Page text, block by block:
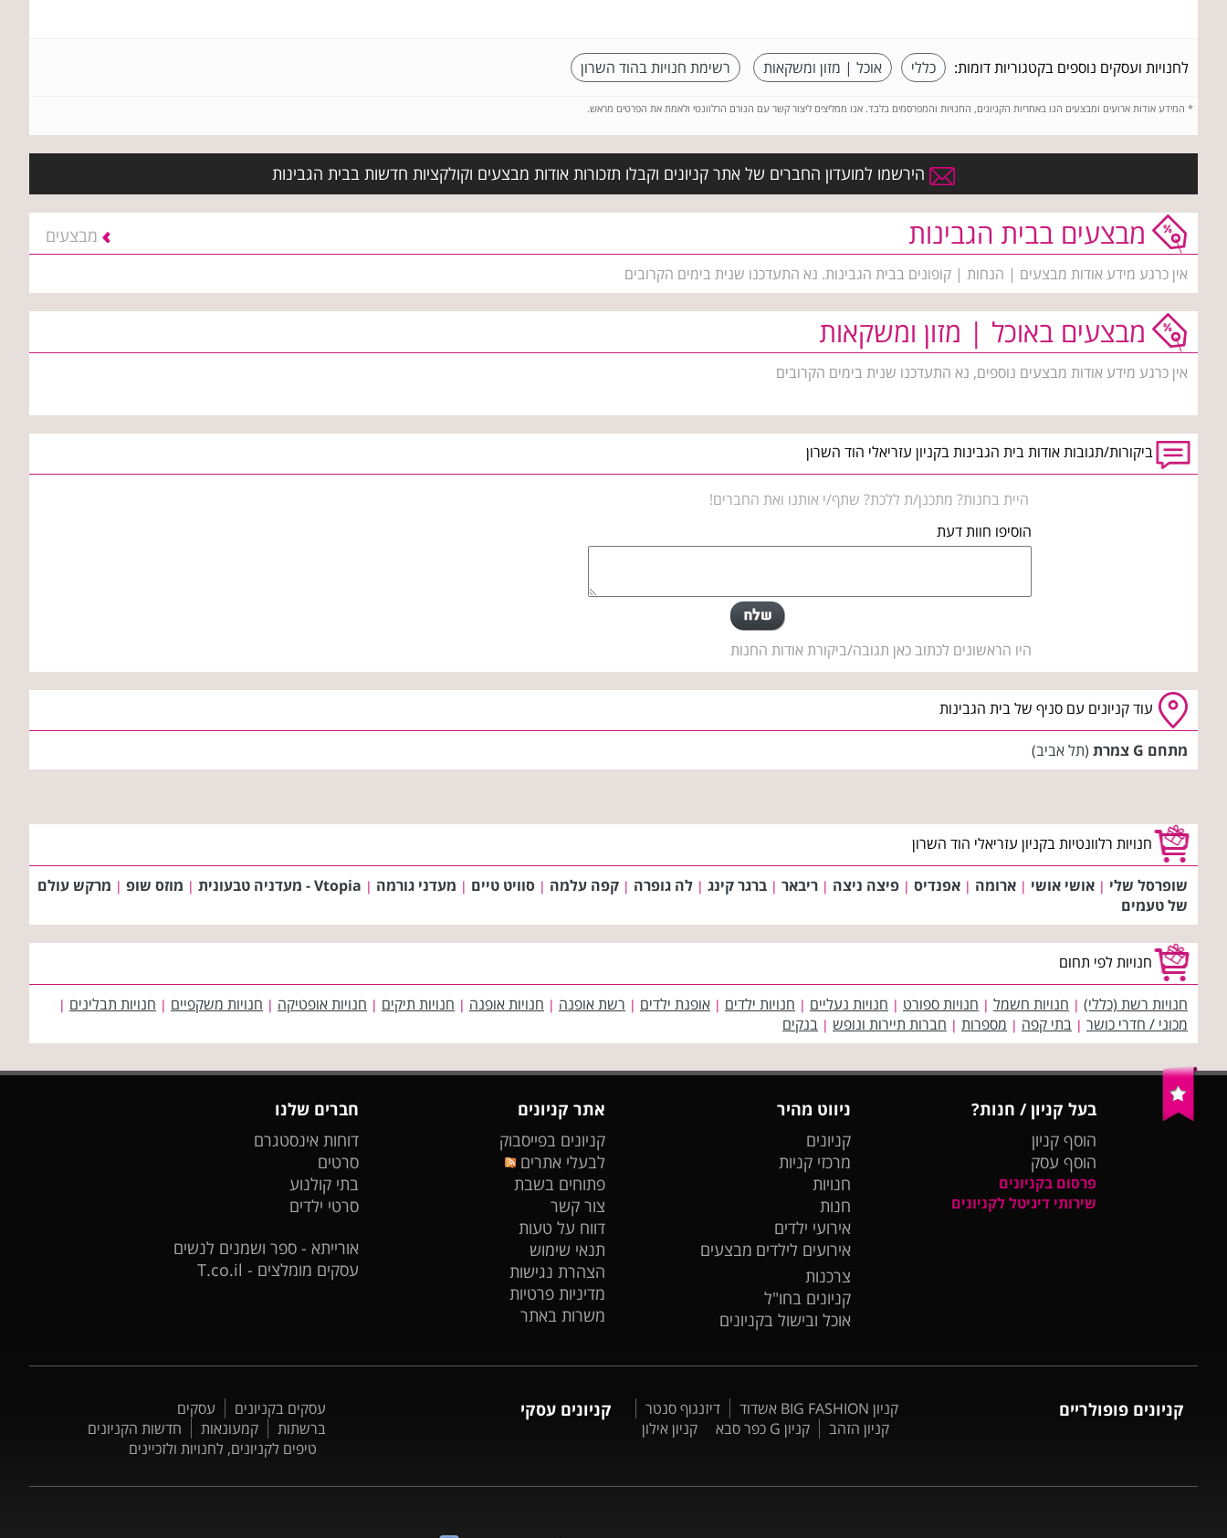
לחנויות ועסקים נוספים בקטגוריות דומות: כללי אוכל | מזון ומשקאות רשימת חנויות בהוד השרון
* המידע אודות ארועים ומבצעים הנו באחריות הקניונים, החנויות והמפרסמים בלבד. אנו ממליצים ליצור קשר עם הגורם הרלוונטי ולאמת את הפרטים מראש.
הירשמו למועדון החברים של אתר קניונים וקבלו תזכורות אודות מבצעים וקולקציות חדשות בבית הגבינות
מבצעים בבית הגבינות מבצעים
אין כרגע מידע אודות מבצעים | הנחות | קופונים בבית הגבינות. נא התעדכנו שנית בימים הקרובים
מבצעים באוכל | מזון ומשקאות
אין כרגע מידע אודות מבצעים נוספים, נא התעדכנו שנית בימים הקרובים
ביקורות/תגובות אודות בית הגבינות בקניון עזריאלי הוד השרון
היית בחנות? מתכנן/ת ללכת? שתף/י אותנו ואת החברים!
הוסיפו חוות דעת
היו הראשונים לכתוב כאן תגובה/ביקורת אודות החנות
עוד קניונים עם סניף של בית הגבינות
מתחם G צמרת (תל אביב)
חנויות רלוונטיות בקניון עזריאלי הוד השרון
שופרסל שלי | אושי אושי | ארומה | אפנדיס | פיצה ניצה | ריבאר | ברגר קינג | לה גופרה | קפה עלמה | סוויט טיים | מעדני גורמה | Vtopia - מעדניה טבעונית | מוזס שופ | מרקש עולם
של טעמים
חנויות לפי תחום
חנויות רשת (כללי) | חנויות חשמל | חנויות ספורט | חנויות נעליים | חנויות ילדים | אופנת ילדים | רשת אופנה | חנויות אופנה | חנויות תיקים | חנויות אופטיקה | חנויות משקפיים | חנויות תבלינים |
מכוני / חדרי כושר | בתי קפה | מספרות | חברות תיירות ונופש | בנקים
בעל קניון / חנות?
הוסף קניון
הוסף עסק
פרסום בקניונים
שירותי דיגיטל לקניונים
ניווט מהיר
קניונים
מרכזי קניות
חנויות
חנות
אירועי ילדים
אירועים לילדים מבצעים
צרכנות
קניונים בחו"ל
אוכל ובישול בקניונים
אתר קניונים
קניונים בפייסבוק
לבעלי אתרים
פתוחים בשבת
צור קשר
דווח על טעות
תנאי שימוש
הצהרת נגישות
מדיניות פרטיות
משרות באתר
חברים שלנו
דוחות אינסטגרם
סרטים
בתי קולנוע
סרטי ילדים
אורייתא - ספר ושמנים לנשים
עסקים מומלצים - T.co.il
קניונים פופולריים קניון BIG FASHION אשדוד
דיזנגוף סנטר
קניון הזהב
קניון G כפר סבא קניון אילון
קניונים עסקי עסקים בקניונים
עסקים
ברשתות
קמעונאות
חדשות הקניונים
טיפים לקניונים, לחנויות ולזכיינים